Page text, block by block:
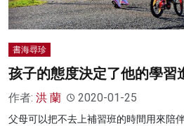
書海尋珍
孩子的態度決定了他的學習
作者: 洪 蘭 2020-01-25
父母可以把不去上補習班的時間用來陪